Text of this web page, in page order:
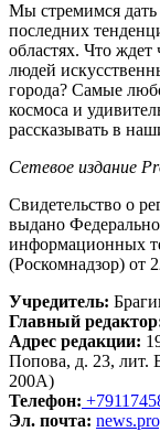
Мы стремимся
последних
областях. Что ждет
людей
города? Самые
космоса и
рассказывать в
Сетевое издание
Свидетельство о
выдано
информационных
(Роскомнадзор) от
Учредитель:
Главный
Адрес редакции:
Попова, д. 23, лит.
200А)
Телефон:
Эл. почта: